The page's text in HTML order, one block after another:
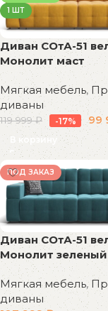
1 ШТ
Диван СОтА-51
Монолит маст
Мягкая мебель,
диваны
119 999₽ -17% 99
В корзину
ПОД ЗАКАЗ
Диван СОтА-51
Монолит зеленый
Мягкая мебель,
диваны